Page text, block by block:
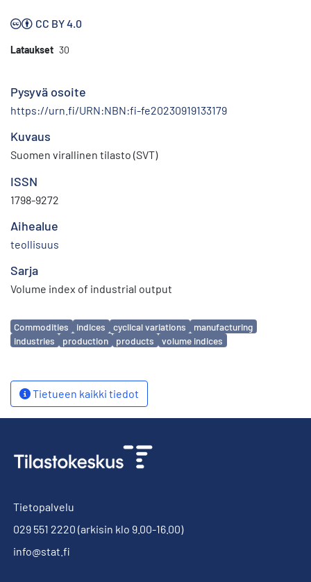
CC BY 4.0
Lataukset 30
Pysyvä osoite
https://urn.fi/URN:NBN:fi-fe20230919133179
Kuvaus
Suomen virallinen tilasto (SVT)
ISSN
1798-9272
Aihealue
teollisuus
Sarja
Volume index of industrial output
Avainsanat
Commodities indices cyclical variations
manufacturing
industries
production products volume indices
Tietueen kaikki tiedot
Tietopalvelu
029 551 2220 (arkisin klo 9.00-16.00)
info@stat.fi